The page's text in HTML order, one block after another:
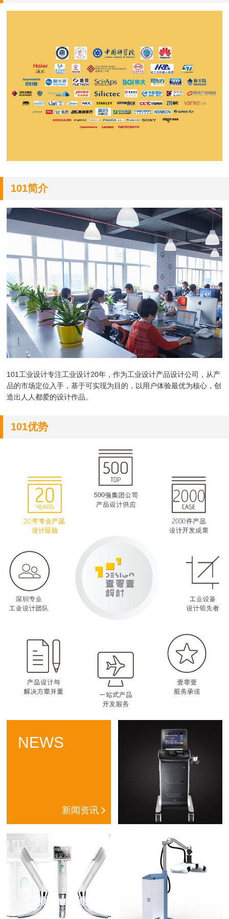
101简介
101工业设计专注工业设计20年，作为工业设计产品设计公司， 从产
品的市场定位入手，基于可实现为目的，以用户体验最优为核心，创
造出人人都爱的设计作品。
101优势
NEWS
新闻资讯